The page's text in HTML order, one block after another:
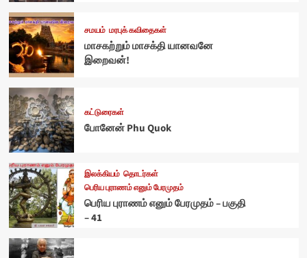
சமயம் மரபுக் கவிதைகள்
மாசகற்றும் மாசக்தி யானவனே
இறைவன்!
கட்டுரைகள்
போனேன் Phu Quok
இலக்கியம் தொடர்கள்
பெரிய புராணம் எனும் பேரமுதம்
பெரிய புராணம் எனும் பேரமுதம் – பகுதி
– 41